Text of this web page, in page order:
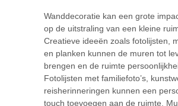
Wanddecoratie kan een grote
op de uitstraling van een kleine
Creatieve ideeën zoals fotolijsten,
en planken kunnen de muren tot
brengen en de ruimte
Fotolijsten met familiefoto’s,
reisherinneringen kunnen een
touch toevoegen aan de ruimte.